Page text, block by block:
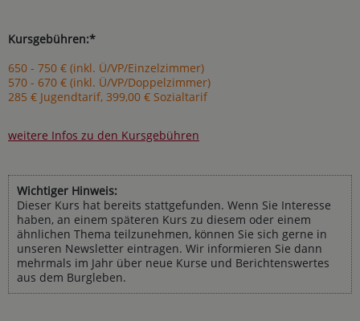
Kursgebühren:*
650 - 750 € (inkl. Ü/VP/Einzelzimmer)
570 - 670 € (inkl. Ü/VP/Doppelzimmer)
285 € Jugendtarif, 399,00 € Sozialtarif
weitere Infos zu den Kursgebühren
Wichtiger Hinweis:
Dieser Kurs hat bereits stattgefunden. Wenn Sie Interesse
haben, an einem späteren Kurs zu diesem oder einem
ähnlichen Thema teilzunehmen, können Sie sich gerne in
unseren Newsletter eintragen. Wir informieren Sie dann
mehrmals im Jahr über neue Kurse und Berichtenswertes
aus dem Burgleben.